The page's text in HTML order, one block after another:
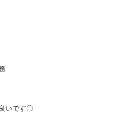
いです〇